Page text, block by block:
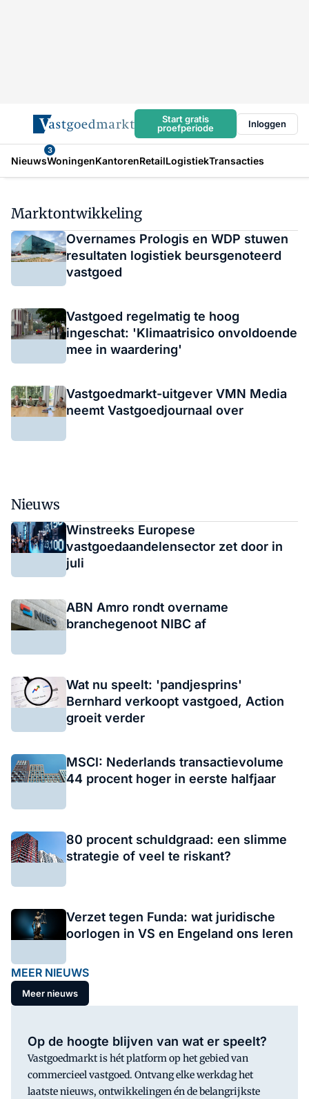
Start gratis
proefperiode
Inloggen
Nieuws
3
WoningenKantorenRetailLogistiekTransacties
Marktontwikkeling
Overnames Prologis en WDP stuwen
resultaten logistiek beursgenoteerd
vastgoed
Vastgoed regelmatig te hoog
ingeschat: 'Klimaatrisico onvoldoende
mee in waardering'
Vastgoedmarkt-uitgever VMN Media
neemt Vastgoedjournaal over
Nieuws
Winstreeks Europese
vastgoedaandelensector zet door in
juli
ABN Amro rondt overname
branchegenoot NIBC af
Wat nu speelt: 'pandjesprins'
Bernhard verkoopt vastgoed, Action
groeit verder
MSCI: Nederlands transactievolume
44 procent hoger in eerste halfjaar
80 procent schuldgraad: een slimme
strategie of veel te riskant?
Verzet tegen Funda: wat juridische
oorlogen in VS en Engeland ons leren
MEER NIEUWS
Meer nieuws
Op de hoogte blijven van wat er speelt?
Vastgoedmarkt is hét platform op het gebied van
commercieel vastgoed. Ontvang elke werkdag het
laatste nieuws, ontwikkelingen én de belangrijkste